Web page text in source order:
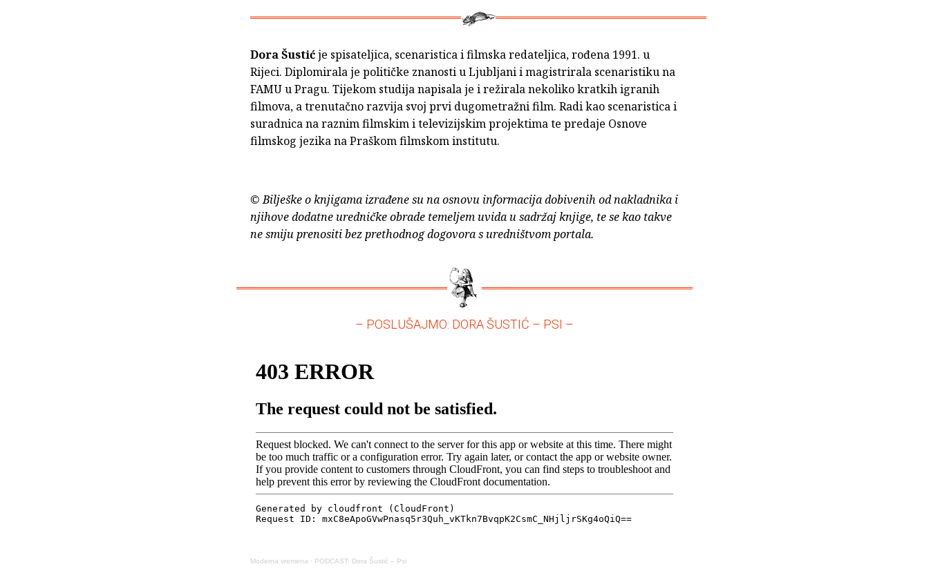
Dora Šustićje spisateljica, scenaristica i filmska redateljica, rođena 1991. u
Rijeci. Diplomirala je političke znanosti u Ljubljani i magistrirala scenaristiku na
FAMU u Pragu. Tijekom studija napisala je i režirala nekoliko kratkih igranih
filmova, a trenutačno razvija svoj prvi dugometražni film. Radi kao scenaristica i
suradnica na raznim filmskim i televizijskim projektima te predaje Osnove
filmskog jezika na Praškom filmskom institutu.
© Bilješke o knjigama izrađene su na osnovu informacija dobivenih od nakladnika i
njihove dodatne uredničke obrade temeljem uvida u sadržaj knjige, te se kao takve
ne smiju prenositi bez prethodnog dogovora s uredništvom portala.
– POSLUŠAJMO: DORA ŠUSTIĆ – PSI –
Moderna vremena · PODCAST: Dora Šustić – Psi